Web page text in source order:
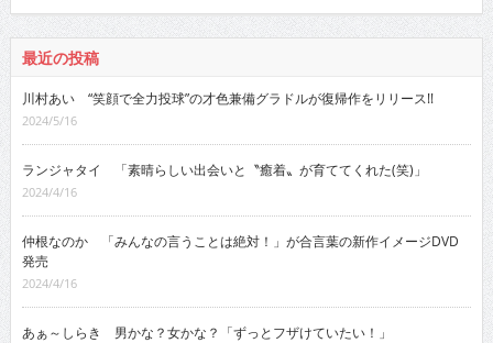
最近の投稿
川村あい “笑顔で全力投球”の才色兼備グラドルが復帰作をリリース!!
2024/5/16
ランジャタイ 「素晴らしい出会いと〝癒着〟が育ててくれた(笑)」
2024/4/16
仲根なのか 「みんなの言うことは絶対！」が合言葉の新作イメージDVD
発売
2024/4/16
あぁ～しらき 男かな？女かな？「ずっとフザけていたい！」